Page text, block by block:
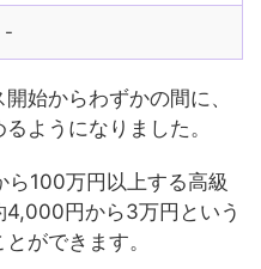
-
始からわずかの間に、
ようになりました。
ら100万円以上する高級
4,000円から3万円という
ができます。